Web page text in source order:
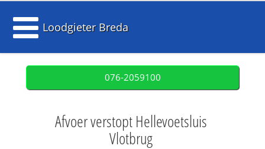
Loodgieter Breda
076-2059100
Afvoer verstopt Hellevoetsluis
Vlotbrug